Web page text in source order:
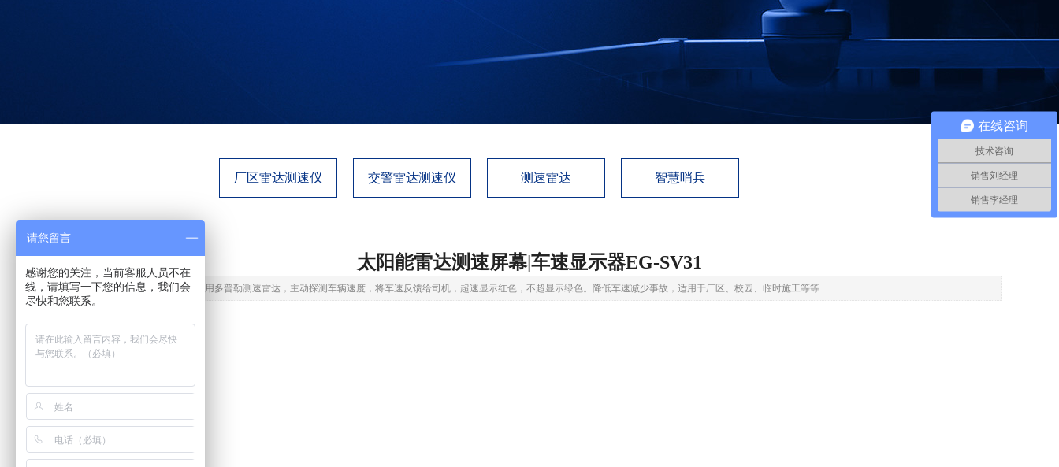
厂区雷达测速仪 交警雷达测速仪 测速雷达 智慧哨兵
太阳能雷达测速屏幕|车速显示器EG-SV31
雷达测速屏幕|车速显示器是采用多普勒测速雷达，主动探测车辆速度，将车速反馈给司机，超速显示红色，不超显示绿色。降低车速减少事故，适用于厂区、校园、临时施工等等
在线咨询
技术咨询
销售刘经理
销售李经理
请您留言
感谢您的关注，当前客服人员不在
线，请填写一下您的信息，我们会
尽快和您联系。